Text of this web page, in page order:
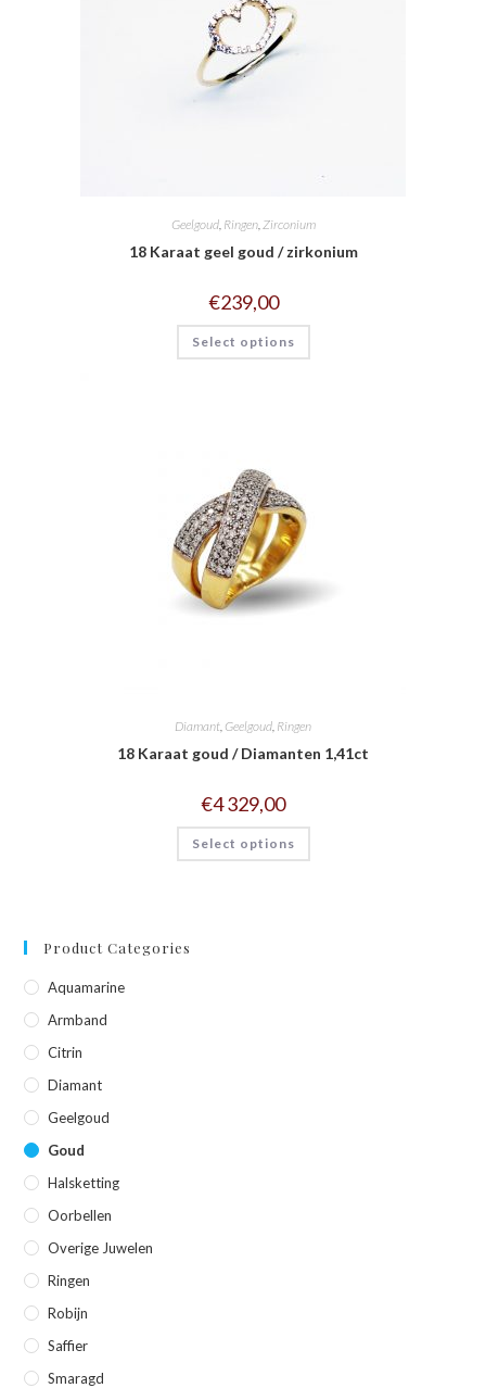
Geelgoud, Ringen, Zirconium
18 Karaat geel goud / zirkonium
€239,00
Select options
Diamant, Geelgoud, Ringen
18 Karaat goud / Diamanten 1,41ct
€4 329,00
Select options
Product Categories
Aquamarine
Armband
Citrin
Diamant
Geelgoud
Goud
Halsketting
Oorbellen
Overige Juwelen
Ringen
Robijn
Saffier
Smaragd